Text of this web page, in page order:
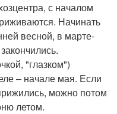
с началом
Начинать
весной, в марте-
"глазком")
– начале мая. Если
можно потом
летом.